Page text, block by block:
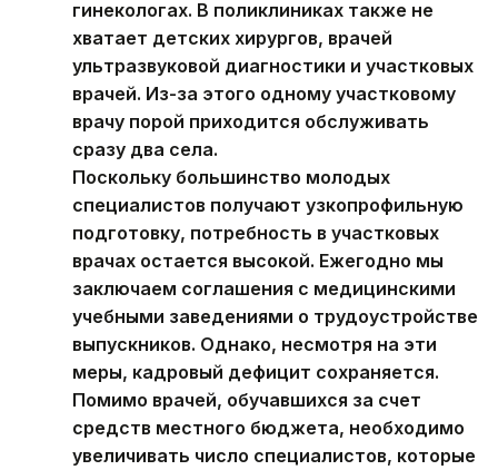
гинекологах. В поликлиниках также не
хватает детских хирургов, врачей
ультразвуковой диагностики и участковых
врачей. Из-за этого одному участковому
врачу порой приходится обслуживать
сразу два села.
Поскольку большинство молодых
специалистов получают узкопрофильную
подготовку, потребность в участковых
врачах остается высокой. Ежегодно мы
заключаем соглашения с медицинскими
учебными заведениями о трудоустройстве
выпускников. Однако, несмотря на эти
меры, кадровый дефицит сохраняется.
Помимо врачей, обучавшихся за счет
средств местного бюджета, необходимо
увеличивать число специалистов, которые